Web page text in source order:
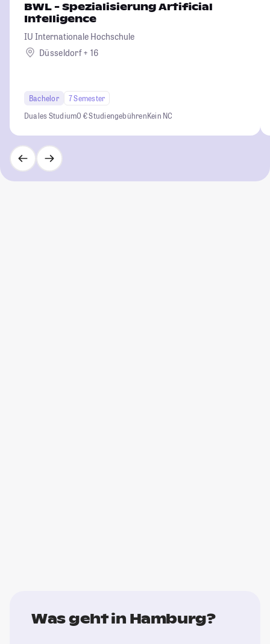
BWL - Spezialisierung Artificial
Intelligence
IU Internationale Hochschule
Düsseldorf + 16
Bachelor
7 Semester
Duales Studium0 € StudiengebührenKein NC
Was geht in Hamburg?